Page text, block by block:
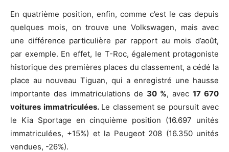
En quatrième position, enfin, comme c’est le cas depuis
quelques mois, on trouve une Volkswagen, mais avec
une différence particulière par rapport au mois d’août,
par exemple. En effet, le T-Roc, également protagoniste
historique des premières places du classement, a cédé la
place au nouveau Tiguan, qui a enregistré une hausse
importante des immatriculations de 30 %, avec 17 670
voitures immatriculées. Le classement se poursuit avec
le Kia Sportage en cinquième position (16.697 unités
immatriculées, +15%) et la Peugeot 208 (16.350 unités
vendues, -26%).